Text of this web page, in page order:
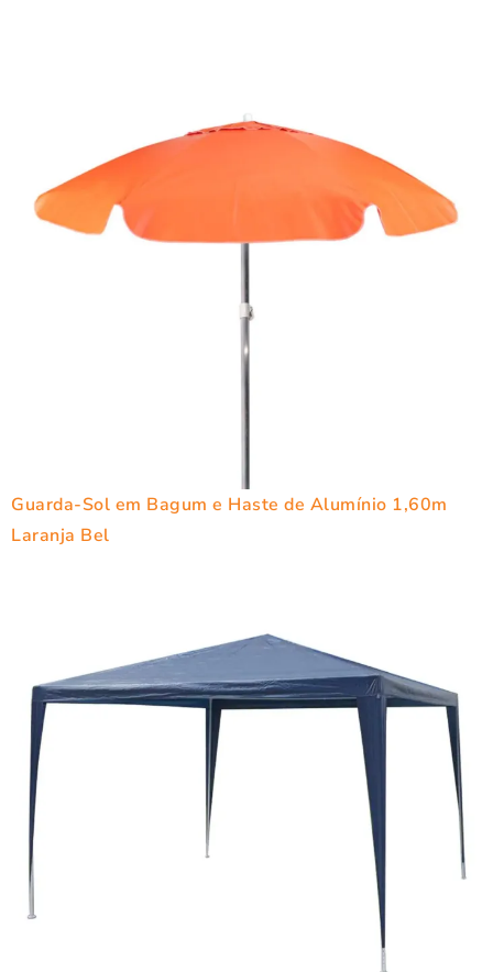
Guarda-Sol em Bagum e Haste de Alumínio 1,60m
Laranja Bel